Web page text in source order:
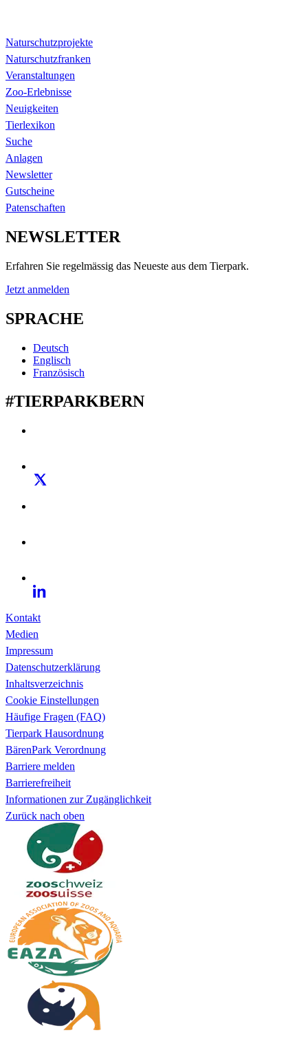
Naturschutzprojekte
Naturschutzfranken
Veranstaltungen
Zoo-Erlebnisse
Neuigkeiten
Tierlexikon
Suche
Anlagen
Newsletter
Gutscheine
Patenschaften
NEWSLETTER
Erfahren Sie regelmässig das Neueste aus dem Tierpark.
Jetzt anmelden
SPRACHE
Deutsch
Englisch
Französisch
#TIERPARKBERN
Kontakt
Medien
Impressum
Datenschutzerklärung
Inhaltsverzeichnis
Cookie Einstellungen
Häufige Fragen (FAQ)
Tierpark Hausordnung
BärenPark Verordnung
Barriere melden
Barrierefreiheit
Informationen zur Zugänglichkeit
Zurück nach oben